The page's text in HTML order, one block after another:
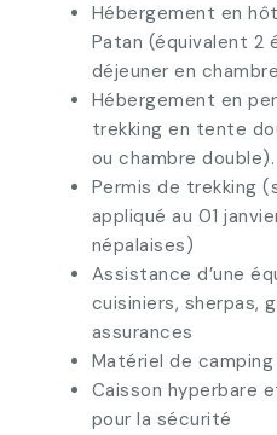
Hébergement en
Patan (équivalent
déjeuner en
Hébergement en
trekking en tente
ou chambre double).
Permis de trekking
appliqué au 01
népalaises)
Assistance d’une
cuisiniers, sherpas,
assurances
Matériel de
Caisson hyperbare
pour la sécurité